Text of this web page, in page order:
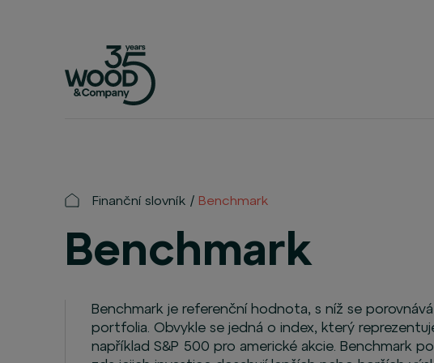
Finanční slovník Benchmark
Benchmark
Benchmark je referenční hodnota, s níž se
portfolia. Obvykle se jedná o index, který
například S&P 500 pro americké akcie. Benchmark